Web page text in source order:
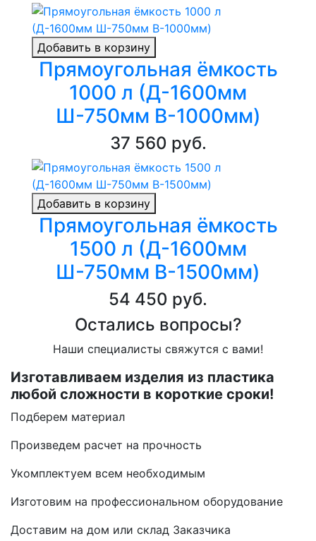
Добавить в корзину
Прямоугольная ёмкость
1000 л (Д-1600мм
Ш-750мм В-1000мм)
37 560 руб.
Добавить в корзину
Прямоугольная ёмкость
1500 л (Д-1600мм
Ш-750мм В-1500мм)
54 450 руб.
Остались вопросы?
Наши специалисты свяжутся с вами!
Изготавливаем изделия из пластика
любой сложности в короткие сроки!
Подберем материал
Произведем расчет на прочность
Укомплектуем всем необходимым
Изготовим на профессиональном оборудование
Доставим на дом или склад Заказчика